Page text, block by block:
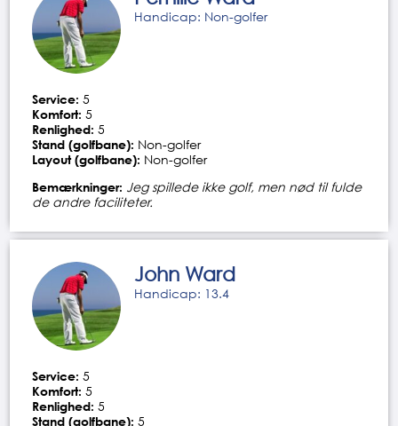
Handicap: Non-golfer
Service: 5
Komfort: 5
Renlighed: 5
Stand (golfbane): Non-golfer
Layout (golfbane): Non-golfer
Bemærkninger: Jeg spillede ikke golf, men nød til fulde
de andre faciliteter.
John Ward
Handicap: 13.4
Service: 5
Komfort: 5
Renlighed: 5
Stand (golfbane): 5